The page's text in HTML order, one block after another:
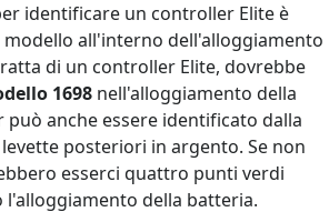
identificare un controller Elite è
all'interno dell'alloggiamento
di un controller Elite, dovrebbe
1698 nell'alloggiamento della
anche essere identificato dalla
posteriori in argento. Se non
esserci quattro punti verdi
l'alloggiamento della batteria.